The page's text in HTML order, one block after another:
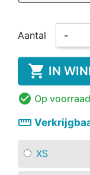
Aantal -
 IN
 Op voorraad
straighten
XS